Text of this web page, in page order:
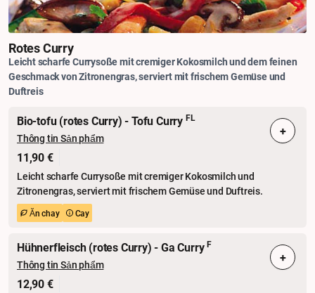
Rotes Curry
Leicht scharfe Currysoße mit cremiger Kokosmilch und dem feinen
Geschmack von Zitronengras, serviert mit frischem Gemüse und
Duftreis
Bio-tofu (rotes Curry) - Tofu Curry FL
Thông tin Sản phẩm
11,90 €
Leicht scharfe Currysoße mit cremiger Kokosmilch und
Zitronengras, serviert mit frischem Gemüse und Duftreis.
Ăn chay Cay
+
Hühnerfleisch (rotes Curry) - Ga CurryF
Thông tin Sản phẩm
12,90 €
+